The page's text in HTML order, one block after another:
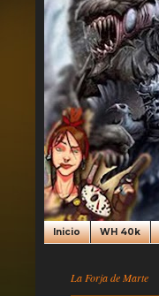
Inicio WH 40k
La Forja de Marte